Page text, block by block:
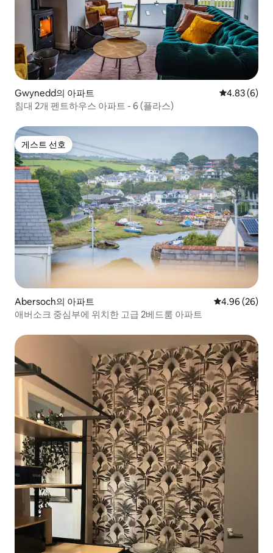
Gwynedd의 아파트 평점 4.83점
4.83 (6)
침대 2개 펜트하우스 아파트 - 6 (플라스)
게스트 선호
게스트 선호
Abersoch의 아파트 평점 4.96점(5
4.96 (26)
애버소크 중심부에 위치한 고급 2베드룸 아파트